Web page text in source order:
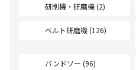
研削機・研磨機 (2)
ベルト研磨機 (126)
バンドソー (96)